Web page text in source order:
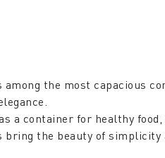
the most capacious
a container for healthy
the beauty of